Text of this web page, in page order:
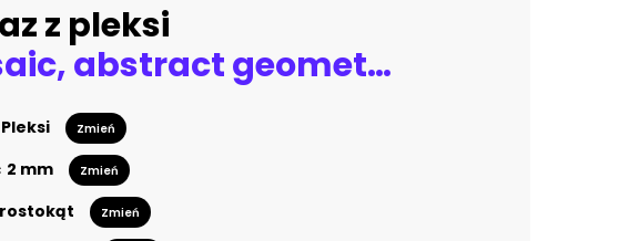
z pleksi
Mosaic, abstract geometric pattern, ceramics, tile
Pleksi Zmień
2 mm Zmień
Zmień